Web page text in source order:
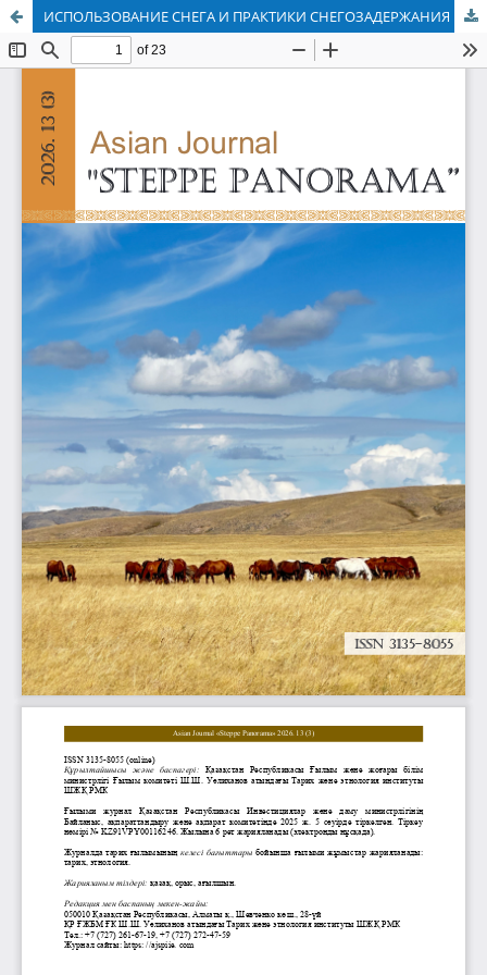
ИСПОЛЬЗОВАНИЕ СНЕГА И ПРАКТИКИ СНЕГОЗАДЕРЖАНИЯ В ХОЗЯЙСТВЕ КАЗАХОВ ПРИИРТЫШЬЯ (КОНЕЦ XIX – НАЧАЛО XX ВЕКА)